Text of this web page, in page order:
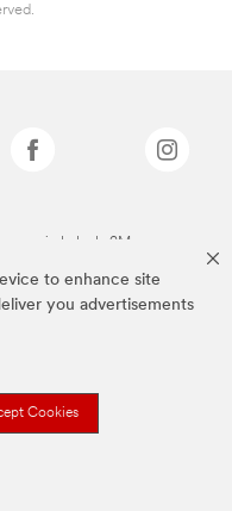
to enhance site
you advertisements
Cookies
propriedade da 3M.